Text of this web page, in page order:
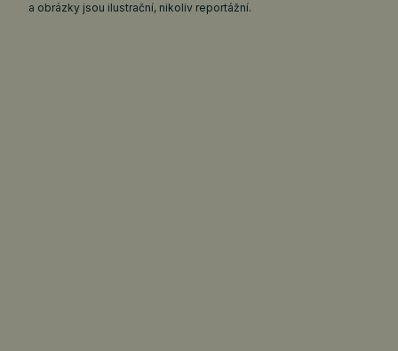
a obrázky jsou ilustrační, nikoliv reportážní.